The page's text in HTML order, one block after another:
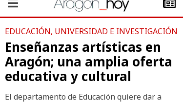
EDUCACIÓN, UNIVERSIDAD E INVESTIGACIÓN
Enseñanzas artísticas en
Aragón; una amplia oferta
educativa y cultural
El departamento de Educación quiere dar a